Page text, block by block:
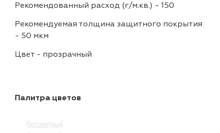
Рекомендованный расход (г/м.кв.) - 150
Рекомендуемая толщина защитного покрытия
- 50 мкм
Цвет - прозрачный
Палитра цветов